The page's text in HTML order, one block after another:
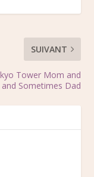
SUIVANT
Tower Mom and
Sometimes Dad